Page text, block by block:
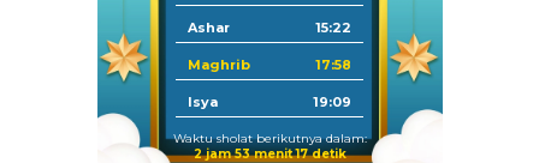
Ashar 15:22
Maghrib 17:58
Isya 19:09
Waktu sholat berikutnya dalam:
2 jam 53 menit 16 detik